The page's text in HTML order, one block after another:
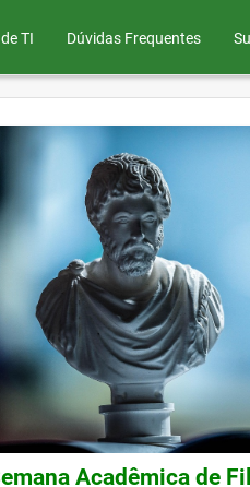
TI Dúvidas Frequentes
Acadêmica de